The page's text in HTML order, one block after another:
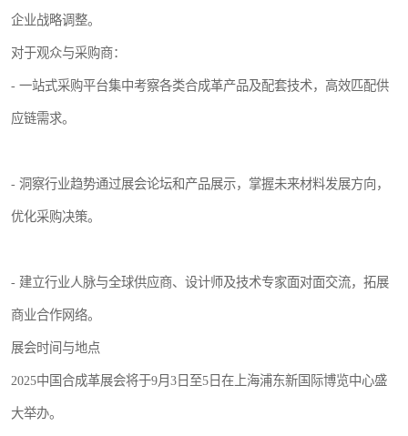
企业战略调整。
对于观众与采购商：
- 一站式采购平台集中考察各类合成革产品及配套技术，高效匹配供
应链需求。
- 洞察行业趋势通过展会论坛和产品展示，掌握未来材料发展方向，
优化采购决策。
- 建立行业人脉与全球供应商、设计师及技术专家面对面交流，拓展
商业合作网络。
展会时间与地点
2025中国合成革展会将于9月3日至5日在上海浦东新国际博览中心盛
大举办。